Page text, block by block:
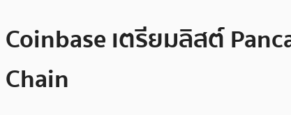
Coinbase เตรียมลิสต์
Chain